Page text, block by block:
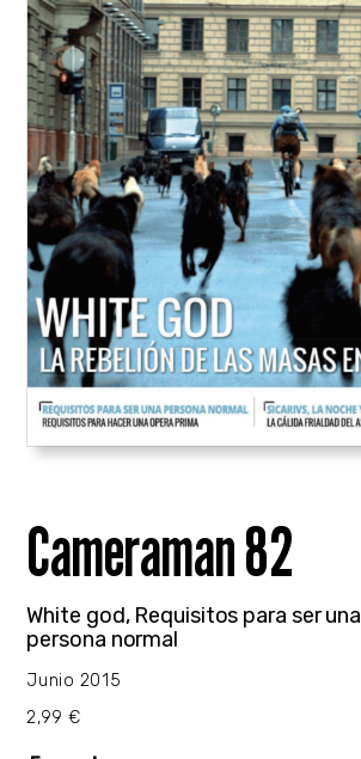
Cameraman 82
White god, Requisitos para ser una
persona normal
Junio 2015
2,99€